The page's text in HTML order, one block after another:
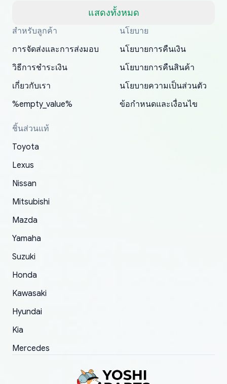
แสดงทั้งหมด
a matter of days. Very professional company as
well, I forgot to add my apartment number in
my address and contacted them with the
correct information. They updated my address
promptly. Will 100% be returning to order parts
Thank you, yoshiparts.com for the responsive
customer service and for being a reliable
have ordered from yoshi three times within
2022. The first two orders were received timely
and with no problems. The third order was not
received at all. According to yoshi's shipper, the
parcel was lost somewhere within the U.S.
replacement order was shipped and received.
The only reason for giving them 4 stars instead
order.
South Guam
OEM parts at prices that nobody else can beat.
Fast shipping to USA… I’m happy!
P. Ginez
Basically, this is my 6th time ordering parts for
my XRs (which is hard to find these days). Item
19 delays which is understandable, the package
is packed well! More so, I am genuinely happy
about the updates whether the item I added to
my cart is available or not. It's hassle free, I've
had troubles on my previous orders but they
and giving me updates.
All genuine oem parts all in perfect condition I
have told everyone about this site very reliable
appreciate everything.
Jay W
I am so shocked at good time, all just because
needed parts for making my cars more
mudguards,flares ) area insane good shape for
my VDJ79, thank you yoshi, for caring
packaging and also because i can look for all
parts needed for upgrading from LX to VX
toyota!.
YANAN RAMIREZ GONZALEZ
สำหรับลูกค้า
การจัดส่งและการส่งมอบ
วิธีการชำระเงิน
เกี่ยวกับเรา
%empty_value%
นโยบาย
นโยบายการคืนเงิน
นโยบายการคืนสินค้า
นโยบายความเป็นส่วนตัว
ข้อกำหนดและเงื่อนไข
ชิ้นส่วนแท้
Toyota
Lexus
Nissan
Mitsubishi
Mazda
Yamaha
Suzuki
Honda
Kawasaki
Hyundai
Kia
Mercedes